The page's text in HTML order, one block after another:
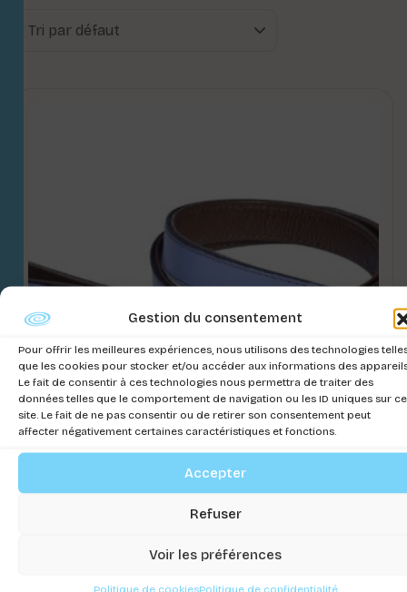
Gestion du consentement
Pour offrir les meilleures expériences, nous utilisons des technologies
que les cookies pour stocker et/ou accéder aux informations des
Le fait de consentir à ces technologies nous permettra de traiter des
données telles que le comportement de navigation ou les ID uniques sur ce
site. Le fait de ne pas consentir ou de retirer son consentement peut
affecter négativement certaines caractéristiques et fonctions.
Accepter
Refuser
Voir les préférences
Politique de cookiesPolitique de confidentialité
LAISSE TOMY
Connectez-vous pour voir les prix